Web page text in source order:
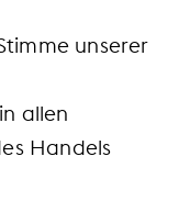
unserer
allen
Handels